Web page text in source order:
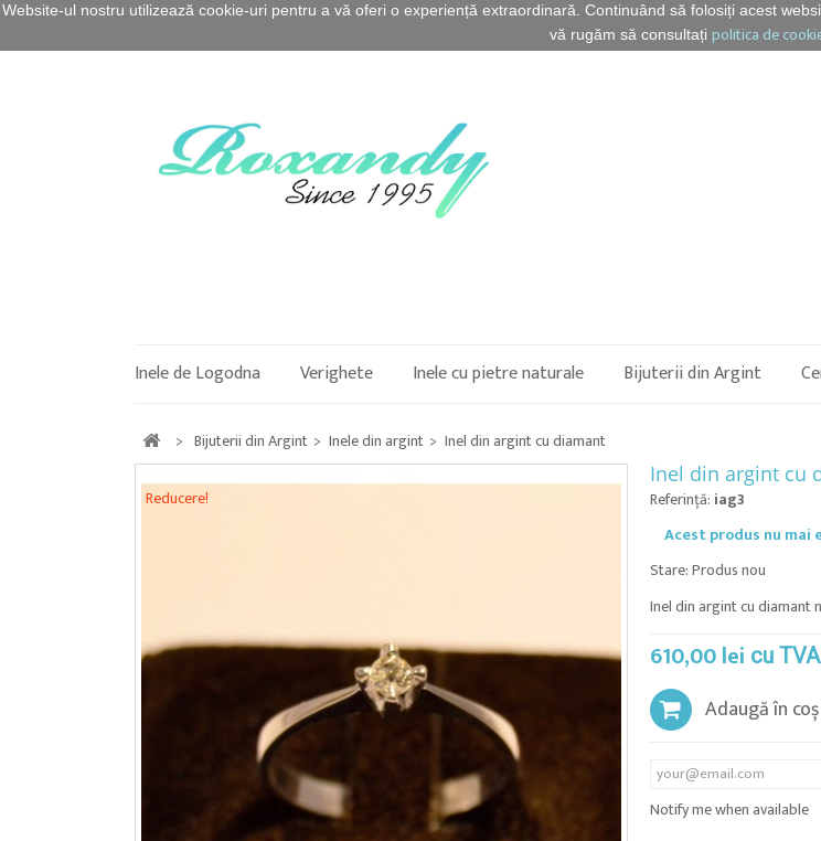
Inele de Logodna Verighete Inele cu pietre naturale Bijuterii din Argint
> Bijuterii din Argint > Inele din argint > Inel din argint cu diamant
Reducere!
Inel din argint cu
Referinţă: iag3
Acest produs nu mai
Stare:Produs nou
Inel din argint cu diamant
610,00 lei cu TVA
Adaugă în coș
Notify me when available
Website-ul nostru utilizează cookie-uri pentru a vă oferi o experiență extraordinară. Continuând să folosiți acest
vă rugăm să consultați politica de